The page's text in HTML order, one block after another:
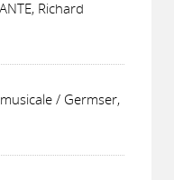
Richard
/ Germser,